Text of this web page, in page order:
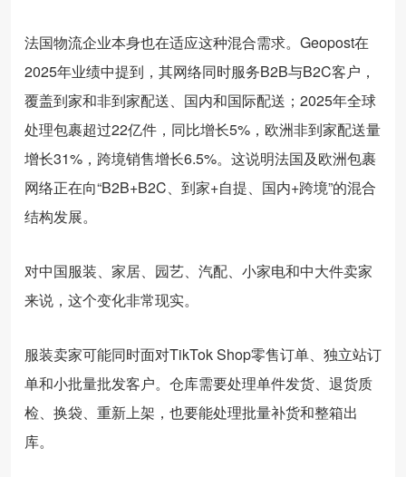
法国物流企业本身也在适应这种混合需求。Geopost在
2025年业绩中提到，其网络同时服务B2B与B2C客户，
覆盖到家和非到家配送、国内和国际配送；2025年全球
处理包裹超过22亿件，同比增长5%，欧洲非到家配送量
增长31%，跨境销售增长6.5%。这说明法国及欧洲包裹
网络正在向“B2B+B2C、到家+自提、国内+跨境”的混合
结构发展。
对中国服装、家居、园艺、汽配、小家电和中大件卖家
来说，这个变化非常现实。
服装卖家可能同时面对TikTok Shop零售订单、独立站订
单和小批量批发客户。仓库需要处理单件发货、退货质
检、换袋、重新上架，也要能处理批量补货和整箱出
库。